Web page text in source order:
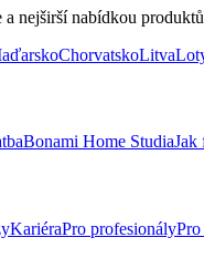
nejširší nabídkou
ChorvatskoLitva
Bonami Home StudiaJak
KariéraPro profesionályPro